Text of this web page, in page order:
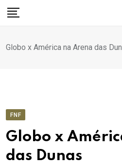
para
conteúdo
Globo x América na Arena das
FNF
Globo x
das Dunas